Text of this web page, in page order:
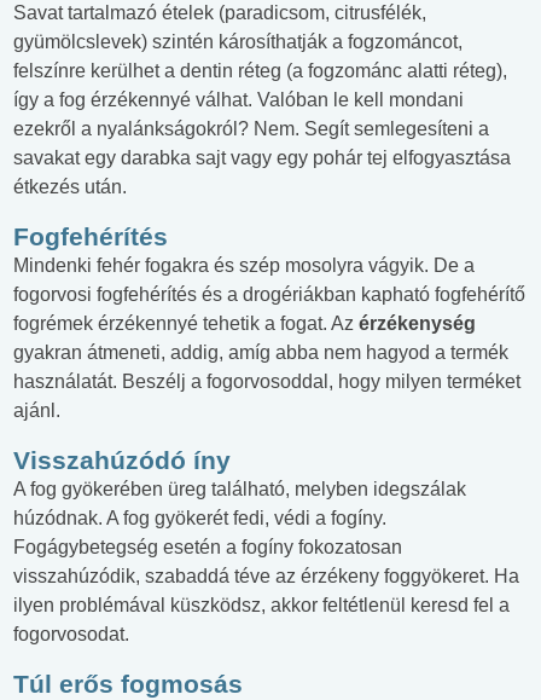
Savat tartalmazó ételek (paradicsom, citrusfélék,
gyümölcslevek) szintén károsíthatják a fogzománcot,
felszínre kerülhet a dentin réteg (a fogzománc alatti réteg),
így a fog érzékennyé válhat. Valóban le kell mondani
ezekről a nyalánkságokról? Nem. Segít semlegesíteni a
savakat egy darabka sajt vagy egy pohár tej elfogyasztása
étkezés után.
Fogfehérítés
Mindenki fehér fogakra és szép mosolyra vágyik. De a
fogorvosi fogfehérítés és a drogériákban kapható fogfehérítő
fogrémek érzékennyé tehetik a fogat. Az érzékenység
gyakran átmeneti, addig, amíg abba nem hagyod a termék
használatát. Beszélj a fogorvosoddal, hogy milyen terméket
ajánl.
Visszahúzódó íny
A fog gyökerében üreg található, melyben idegszálak
húzódnak. A fog gyökerét fedi, védi a fogíny.
Fogágybetegség esetén a fogíny fokozatosan
visszahúzódik, szabaddá téve az érzékeny foggyökeret. Ha
ilyen problémával küszködsz, akkor feltétlenül keresd fel a
fogorvosodat.
Túl erős fogmosás